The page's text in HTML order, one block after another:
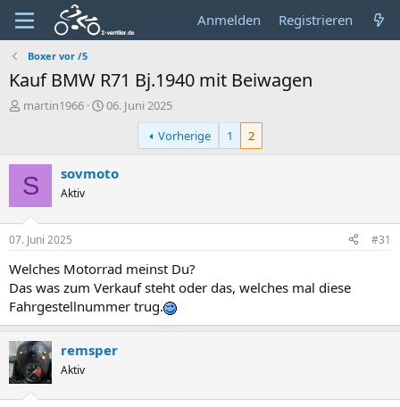
Anmelden Registrieren
Boxer vor /5
Kauf BMW R71 Bj.1940 mit Beiwagen
E
e
l
e
martin1966
E
e
m
06. Juni 2025
Vorherige
1 2
S sovmoto
Aktiv
07. Juni 2025 #31
Welches Motorrad meinst Du?
Das was zum Verkauf steht oder das, welches mal diese
Fahrgestellnummer trug.
remsper
Aktiv